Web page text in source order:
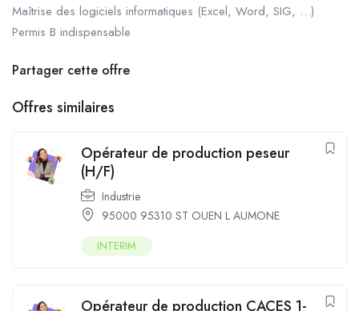
Maîtrise des logiciels informatiques (Excel, Word, SIG, …)
Permis B indispensable
Partager cette offre
Offres similaires
Opérateur de production peseur
(H/F)
Industrie
95000 95310 ST OUEN L AUMONE
INTERIM
Opérateur de production CACES 1-